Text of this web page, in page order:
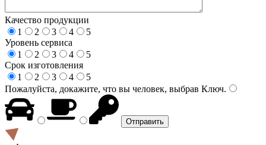
Качество продукции
1
2 3 4
5
Уровень сервиса
1
2 3 4
5
Срок изготовления
1
2 3 4
5
Пожалуйста, докажите, что вы человек, выбрав Ключ.